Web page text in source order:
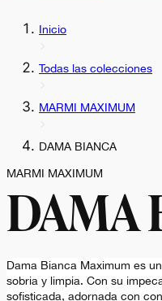
Inicio
Todas las colecciones
MARMI MAXIMUM
DAMA BIANCA
MARMI MAXIMUM
DAMA
Dama Bianca Maximum es
sobria y limpia. Con su
sofisticada, adornada con